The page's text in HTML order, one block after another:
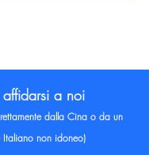
affidarsi a noi
dalla Cina o da un
Italiano non idoneo)